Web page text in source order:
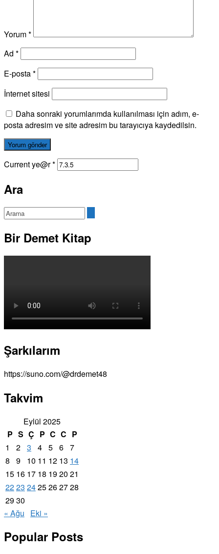
Yorum*
Ad *
E-posta*
İnternet sitesi
Daha sonraki yorumlarımda kullanılması için adım, e-
posta adresim ve site adresim bu tarayıcıya kaydedilsin.
Current ye@r*
Ara
Bir Demet Kitap
Şarkılarım
https://suno.com/@drdemet48
Takvim
Eylül 2025
P S Ç P C C P
1
2 3 4 5 6 7
8
9 10 11 12 13 14
15 16 17 18 1920 21
2223 2425262728
2930
« Ağu
Eki »
Popular Posts